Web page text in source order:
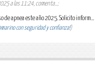
a las 11:24, comenta...:
de apnea este año 2025. Solicito inform...
con seguridad y confianza!)